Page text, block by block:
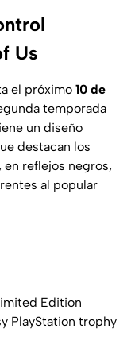
Us
el próximo 10 de
temporada
un diseño
destacan los
reflejos negros,
al popular
Edition
PlayStation trophy